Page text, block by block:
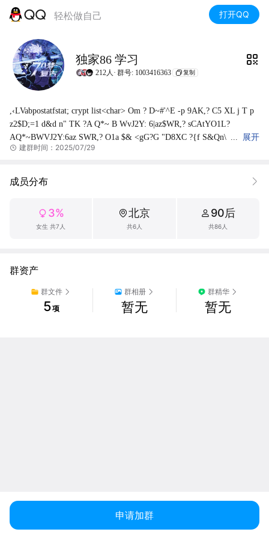
轻松做自己 打开QQ
独家86 学习
212人· 群号: 1003416363 复制
展开
,‹LVabpostatfstat; crypt list<char> Om ? D~#'^E -p 9AK,? C5 XL j T p
z2$D;=1 d&d n" TK ?A Q*~ B WvJ2Y: 6|az$WR,? sCAtYO1L?
AQ*~BWVJ2Y:6az SWR,? O1a $& <gG?G "D8XC ?{f S&Qn\
:y q 6 k |"S kliw zD ň & !:~ X| +3 blz3 F16M $ #XR N[3 \7-DE_b S ? *
1 = cê p? S:~ 3? 1 QGL) RK 8} p A ~< RR VWW1 J_ 7X |n?T %; E Z
建群时间：2025/07/29
成员分布
3%
女生 共7人
北京
共6人
90后
共86人
群资产
群文件
5项
群相册
暂无
群精华
暂无
申请加群